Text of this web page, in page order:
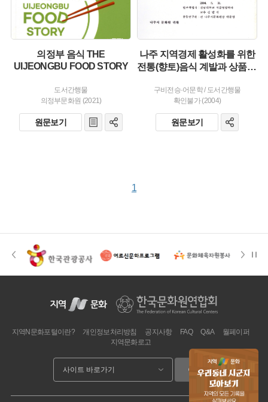
의정부 음식 THE
UIJEONGBU FOOD STORY
도서간행물
의정부문화원 (2021)
원문보기
나주 지역경제 활성화를 위한
전통(향토)음식 계발과 상품화 방안 연구
구비전승·어문학/ 도서간행물
확인불가 (2004)
원문보기
1
이동
지역N문화포털이란? 개인정보처리방침 공지사항 FAQ Q&A
월페이퍼
지역문화로고